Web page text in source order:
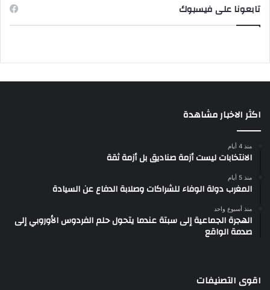
تابعونا على فيسبوك
اكثر الاخبار مشاهدة
منذ 4 أيام
الانتخابات ليست أزمة صناديق بل أزمة ثقة
منذ 5 أيام
المغرب دولة الوفاء للشراكات وصلابة الدفاع عن السيادة
منذ أسبوع واحد
الهجرة الجماعية إلى سبتة عندما يتحول حلم الفردوس الأوروبي إلى
صدمة الواقع
اقوى التصنيفات